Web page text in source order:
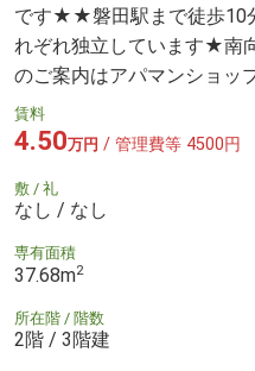
です★★磐田駅まで徒歩10
れぞれ独立しています★南
のご案内はアパマンショッ
賃料
4.50万円 / 管理費等 4500円
敷 / 礼
なし / なし
専有面積
37.68m2
所在階 / 階数
2階 / 3階建